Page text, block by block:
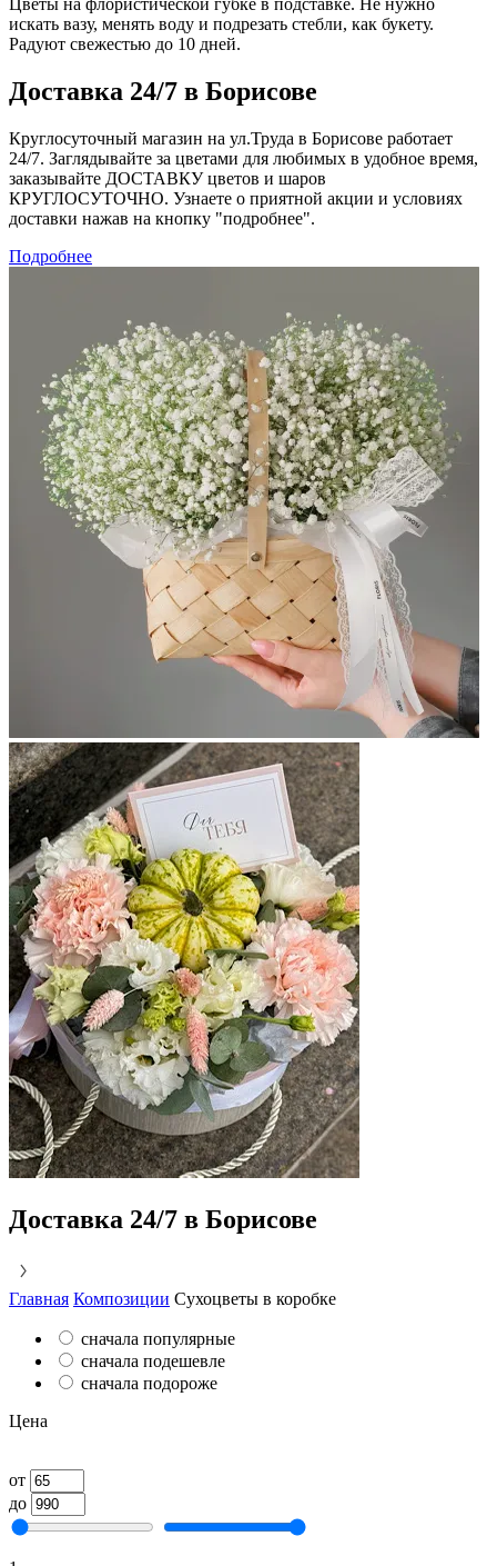
искать вазу, менять воду и подрезать стебли, как букету.
Радуют свежестью до 10 дней.
Доставка 24/7 в Борисове
Круглосуточный магазин на ул.Труда в Борисове работает
24/7. Заглядывайте за цветами для любимых в удобное время,
заказывайте ДОСТАВКУ цветов и шаров
КРУГЛОСУТОЧНО. Узнаете о приятной акции и условиях
доставки нажав на кнопку "подробнее".
Подробнее
Доставка 24/7 в Борисове
Главная Композиции Сухоцветы в коробке
сначала популярные
сначала подешевле
сначала подороже
Цена
от
до